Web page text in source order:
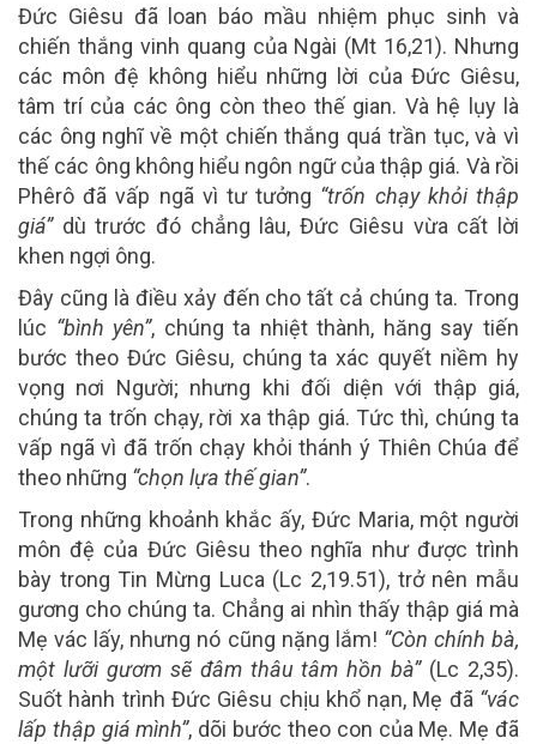
Đức Giêsu đã loan báo mầu nhiệm phục sinh và
chiến thắng vinh quang của Ngài (Mt 16,21). Nhưng
các môn đệ không hiểu những lời của Đức Giêsu,
tâm trí của các ông còn theo thế gian. Và hệ lụy là
các ông nghĩ về một chiến thắng quá trần tục, và vì
thế các ông không hiểu ngôn ngữ của thập giá. Và rồi
Phêrô đã vấp ngã vì tư tưởng “trốn chạy khỏi thập
giá”dù trước đó chẳng lâu, Đức Giêsu vừa cất lời
khen ngợi ông.
Đây cũng là điều xảy đến cho tất cả chúng ta. Trong
lúc “bình yên”, chúng ta nhiệt thành, hăng say tiến
bước theo Đức Giêsu, chúng ta xác quyết niềm hy
vọng nơi Người; nhưng khi đối diện với thập giá,
chúng ta trốn chạy, rời xa thập giá. Tức thì, chúng ta
vấp ngã vì đã trốn chạy khỏi thánh ý Thiên Chúa để
theo những “chọn lựa thế gian”.
Trong những khoảnh khắc ấy, Đức Maria, một người
môn đệ của Đức Giêsu theo nghĩa như được trình
bày trong Tin Mừng Luca (Lc 2,19.51), trở nên mẫu
gương cho chúng ta. Chẳng ai nhìn thấy thập giá mà
Mẹ vác lấy, nhưng nó cũng nặng lắm! “Còn chính bà,
một lưỡi gươm sẽ đâm thâu tâm hồn bà”(Lc 2,35).
Suốt hành trình Đức Giêsu chịu khổ nạn, Mẹ đã “vác
lấp thập giá mình”, dõi bước theo con của Mẹ. Mẹ đã